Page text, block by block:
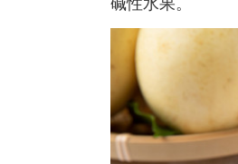
碱性水果。